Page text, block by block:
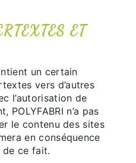
ET
un certain
vers d’autres
l’autorisation de
POLYFABRI n’a pas
le contenu des sites
en conséquence
de ce fait.